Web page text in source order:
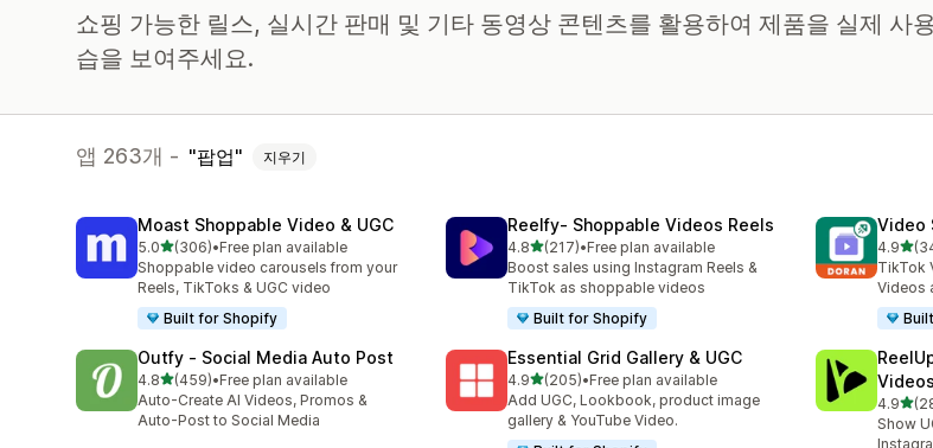
쇼핑 가능한 릴스, 실시간 판매 및 기타 동영상 콘텐츠를 활용하여 제품을 실제 사
습을 보여주세요.
앱 263개 - 팝업 지우기
Moast Shoppable Video & UGC
5.0별 5개 중
(306)
총 리뷰 306개
•Free plan available
Shoppable video carousels from your
Reels, TikToks & UGC video
Built for Shopify
Reelfy‑ Shoppable Videos Reels
4.8별 5개 중
(217)
총 리뷰 217개
•Free plan available
Boost sales using Instagram Reels &
TikTok as shoppable videos
Built for Shopify
Video
4.9별 5
총 리뷰
TikTok
Videos
Outfy ‑ Social Media Auto Post
4.8별 5개 중
(459)
총 리뷰 459개
•Free plan available
Auto-Create AI Videos, Promos &
Auto-Post to Social Media
Essential Grid Gallery & UGC
4.9별 5개 중
(205)
총 리뷰 205개
•Free plan available
Add UGC, Lookbook, product image
gallery & YouTube Video.
4.9별 5
총 리뷰
Show